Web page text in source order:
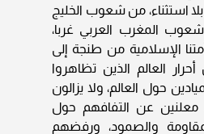
استثناء، من شعوب الخليج
المغرب العربي غربا،
الإسلامية من طنجة إلى
العالم الذين تظاهروا
حول العالم، ولا يزالون
15 شهرا، معلنين عن التفافهم حول
والصمود، ورفضهم